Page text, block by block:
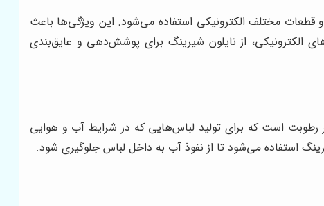
قطعات مختلف الکترونیکی استفاده می‌شود. این ویژگی‌ها باعث
الکترونیکی، از نایلون شیرینگ برای پوشش‌دهی و عایق‌بندی
رطوبت است که برای تولید لباس‌هایی که در شرایط آب و هوایی
استفاده می‌شود تا از نفوذ آب به داخل لباس جلوگیری شود.